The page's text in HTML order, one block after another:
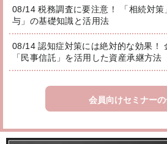
08/14 税務調査に要注意！ 「相続対策
与」の基礎知識と活用法
08/14 認知症対策には絶対的な効果！
「民事信託」を活用した資産承継方法
会員向けセミナー